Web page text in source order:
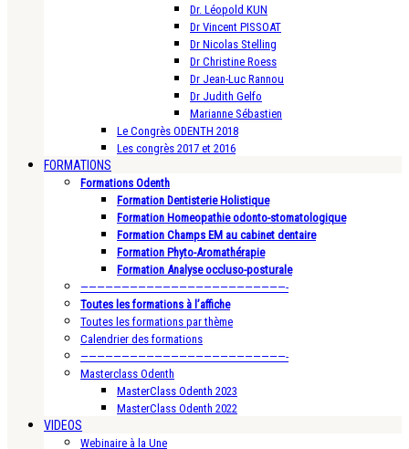
Dr. Léopold KUN
Dr Vincent PISSOAT
Dr Nicolas Stelling
Dr Christine Roess
Dr Jean-Luc Rannou
Dr Judith Gelfo
Marianne Sébastien
Le Congrès ODENTH 2018
Les congrès 2017 et 2016
FORMATIONS
Formations Odenth
Formation Dentisterie Holistique
Formation Homeopathie odonto-stomatologique
Formation Champs EM au cabinet dentaire
Formation Phyto-Aromathérapie
Formation Analyse occluso-posturale
—————————————————————————-
Toutes les formations à l’affiche
Toutes les formations par thème
Calendrier des formations
—————————————————————————-
Masterclass Odenth
MasterClass Odenth 2023
MasterClass Odenth 2022
VIDEOS
Webinaire à la Une